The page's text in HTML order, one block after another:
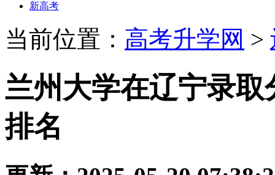
新高考
当前位置： 高考升学网 >
兰州大学在辽宁录
排名